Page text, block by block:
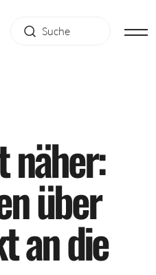
näher:
nüber
tandie